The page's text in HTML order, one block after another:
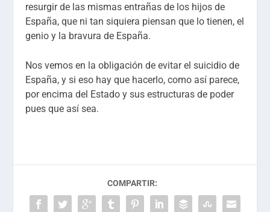
resurgir de las mismas entrañas de los hijos de
España, que ni tan siquiera piensan que lo tienen, el
genio y la bravura de España.
Nos vemos en la obligación de evitar el suicidio de
España, y si eso hay que hacerlo, como así parece,
por encima del Estado y sus estructuras de poder
pues que así sea.
COMPARTIR: